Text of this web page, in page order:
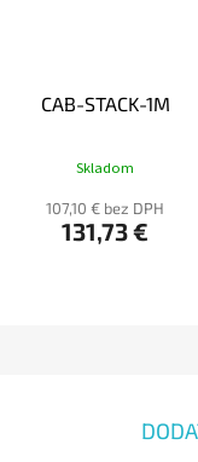
CAB-STACK-1M
Skladom
107,10 € bez DPH
131,73 €